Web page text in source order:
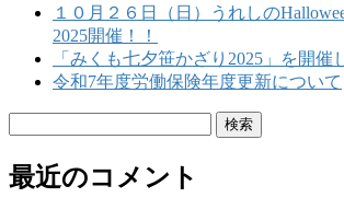
１０月２６日（日）うれしの
2025開催！！
「みくも七夕笹かざり2025」を開催
令和7年度労働保険年度更新について
最近のコメント